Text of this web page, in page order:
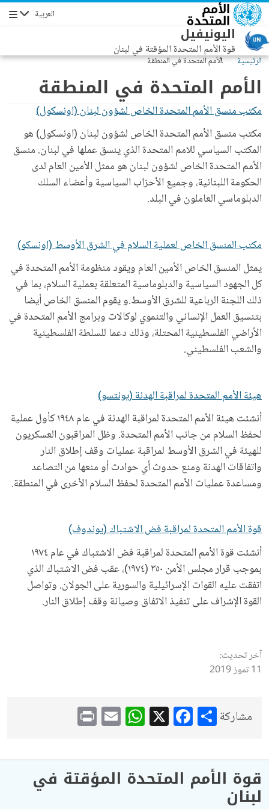
تجاوز إلى المحتوى الرئيسي العربية التنقل
اليونيفيل
قوة الأمم المتحدة المؤقتة في لبنان
الرئيسية الأمم المتحدة في المنطقة
الأمم المتحدة في المنطقة
مكتب منسق الأمم المتحدة الخاص لشؤون لبنان (اونسكول)
مكتب منسق الأمم المتحدة الخاص لشؤون لبنان (اونسكول) هو
المكتب السياسي للامم المتحدة الذي ينسق عملها في لبنان. منسق
الأمم المتحدة الخاص لشؤون لبنان هو ممثل الأمين العام لدى
الحكومة اللبنانية، وجميع الأحزاب السياسية وأعضاء السلك
الدبلوماسي العاملون في البلد.
مكتب المنسق الخاص لعملية السلام في الشرق الأوسط (اونسكو)
يمثل المنسق الخاص الأمين العام ويقود منظومة الأمم المتحدة في
كل الجهود السياسية والدبلوماسية المتعلقة بعملية السلام، بما في
ذلك اللجنة الرباعية للشرق الأوسط.و يقوم المنسق الخاص أيضا
بتنسيق العمل الإنساني والتنموي لوكالات وبرامج الأمم المتحدة في
الأراضي الفلسطينية المحتلة، وذلك دعما للسلطة الفلسطينية
والشعب الفلسطيني.
هيئة الأمم المتحدة لمراقبة الهدنة (يونتسو)
أنشئت هيئة الأمم المتحدة لمراقبة الهدنة في عام ١٩٤٨ كأول عملية
لحفظ السلام من جانب الأمم المتحدة. وظل المراقبون العسكريون
للهيئة في الشرق الأوسط لمراقبة عمليات وقف إطلاق النار
واتفاقات الهدنة ومنع حدوث أي حوادث أو منعها من التصاعد
ومساعدة عمليات الأمم المتحدة لحفظ السلام الأخرى في المنطقة.
قوة الأمم المتحدة لمراقبة فض الاشتباك (يوندوف)
أنشئت قوة الأمم المتحدة لمراقبة فض الاشتباك في عام ١٩٧٤
بموجب قرار مجلس الأمن ٣٥٠ (١٩٧٤)، عقب فض الاشتباك الذي
اتفقت عليه القوات الإسرائيلية والسورية على الجولان. وتواصل
القوة الإشراف على تنفيذ الاتفاق وصيانة وقف إطلاق النار.
آخر تحديث:
11 تموز 2019
مشاركةShare
Facebook
X
WhatsApp
Email
Print
قوة الأمم المتحدة المؤقتة في
لبنان